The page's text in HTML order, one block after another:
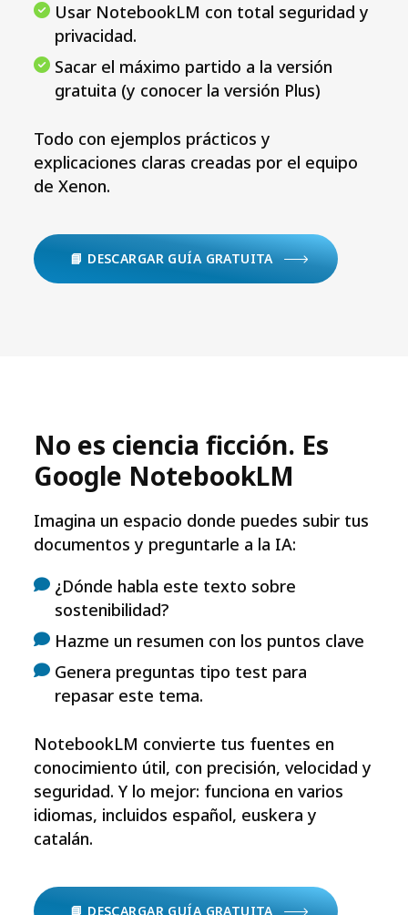
Usar NotebookLM con total seguridad y
privacidad.
Sacar el máximo partido a la versión
gratuita (y conocer la versión Plus)
Todo con ejemplos prácticos y
explicaciones claras creadas por el equipo
de Xenon.
📘 DESCARGAR GUÍA GRATUITA
No es ciencia ficción. Es
Google NotebookLM
Imagina un espacio donde puedes subir tus
documentos y preguntarle a la IA:
¿Dónde habla este texto sobre
sostenibilidad?
Hazme un resumen con los puntos clave
Genera preguntas tipo test para
repasar este tema.
NotebookLM convierte tus fuentes en
conocimiento útil, con precisión, velocidad y
seguridad. Y lo mejor: funciona en varios
idiomas, incluidos español, euskera y
catalán.
📘 DESCARGAR GUÍA GRATUITA